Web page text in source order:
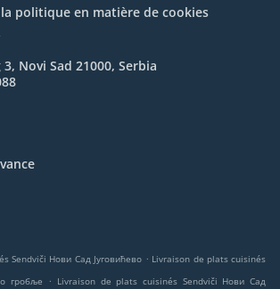
politique en matière de cookies
3, Novi Sad 21000, Serbia
Sendviči Нови Сад Југовићево . Livraison de plats cuisinés
гробље
. Livraison de plats cuisinés Sendviči Нови Сад